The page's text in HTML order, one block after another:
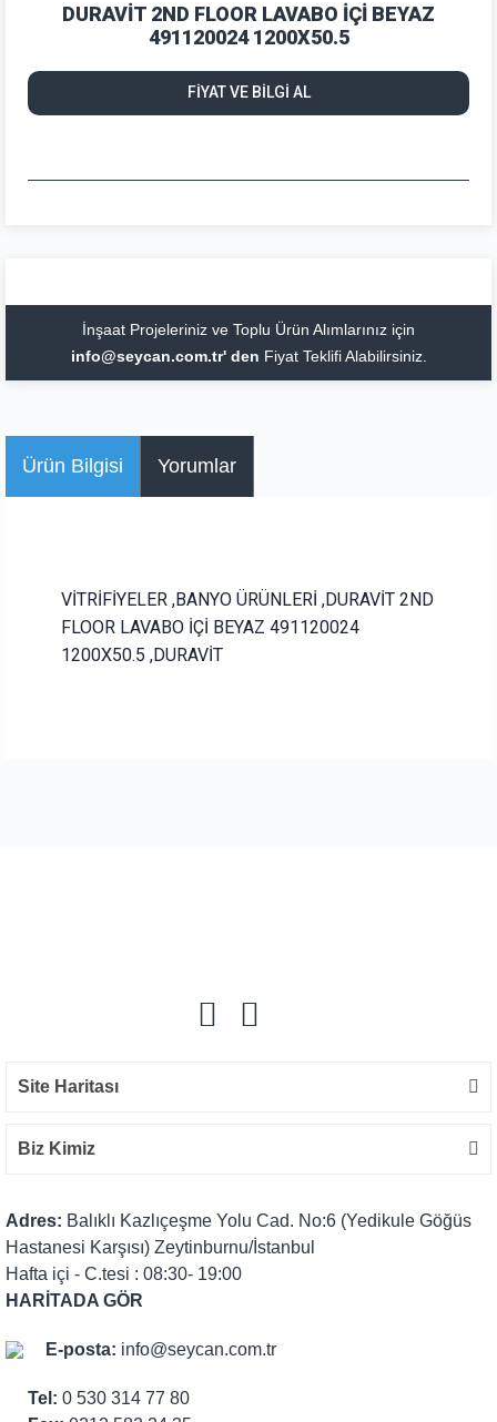
DURAVİT 2ND FLOOR LAVABO İÇİ BEYAZ
491120024 1200X50.5
FİYAT VE BİLGİ AL
İnşaat Projeleriniz ve Toplu Ürün Alımlarınız için
info@seycan.com.tr' den Fiyat Teklifi Alabilirsiniz.
Ürün Bilgisi Yorumlar
VİTRİFİYELER ,BANYO ÜRÜNLERİ ,DURAVİT 2ND
FLOOR LAVABO İÇİ BEYAZ 491120024
1200X50.5 ,DURAVİT
Site Haritası
Biz Kimiz
Adres: Balıklı Kazlıçeşme Yolu Cad. No:6 (Yedikule Göğüs
Hastanesi Karşısı) Zeytinburnu/İstanbul
Hafta içi - C.tesi : 08:30- 19:00
HARİTADA GÖR
E-posta: info@seycan.com.tr
Tel: 0 530 314 77 80